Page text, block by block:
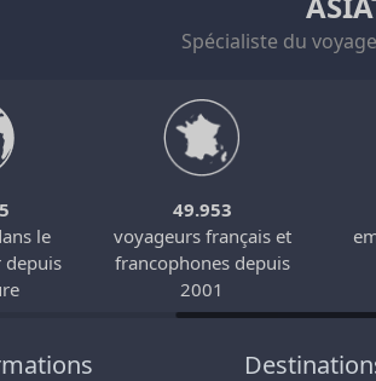
Spécialiste du
le
depuis
49.953
voyageurs français et
francophones depuis
2001